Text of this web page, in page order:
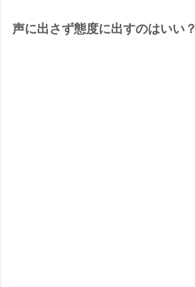
声に出さず態度に出すのはいい？